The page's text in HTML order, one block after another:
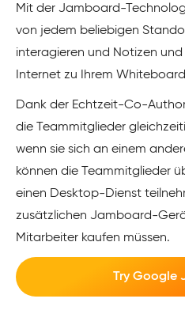
Mit der Jamboard-
von jedem beliebigen
interagieren und Notizen
Internet zu Ihrem
Dank der Echtzeit-Co-
die Teammitglieder
wenn sie sich an einem
können die Teammitglieder
einen Desktop-Dienst
zusätzlichen Jamboard-
Mitarbeiter kaufen müssen.
Try Google